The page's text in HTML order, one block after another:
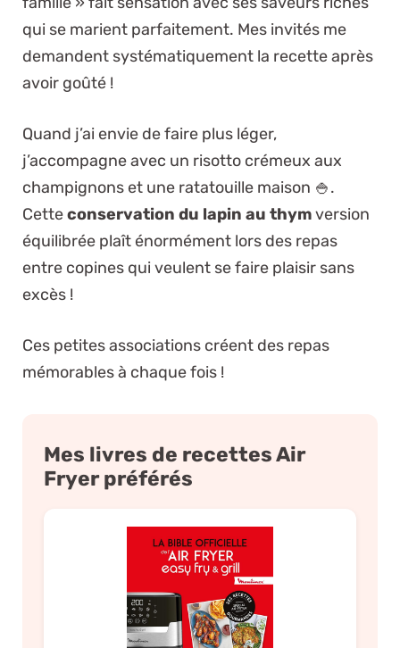
qui se marient parfaitement. Mes invités me
demandent systématiquement la recette après
avoir goûté !
Quand j’ai envie de faire plus léger,
j’accompagne avec un risotto crémeux aux
champignons et une ratatouille maison 🍚.
Cetteconservation du lapin au thymversion
équilibrée plaît énormément lors des repas
entre copines qui veulent se faire plaisir sans
excès !
Ces petites associations créent des repas
mémorables à chaque fois !
Mes livres de recettes Air
Fryer préférés